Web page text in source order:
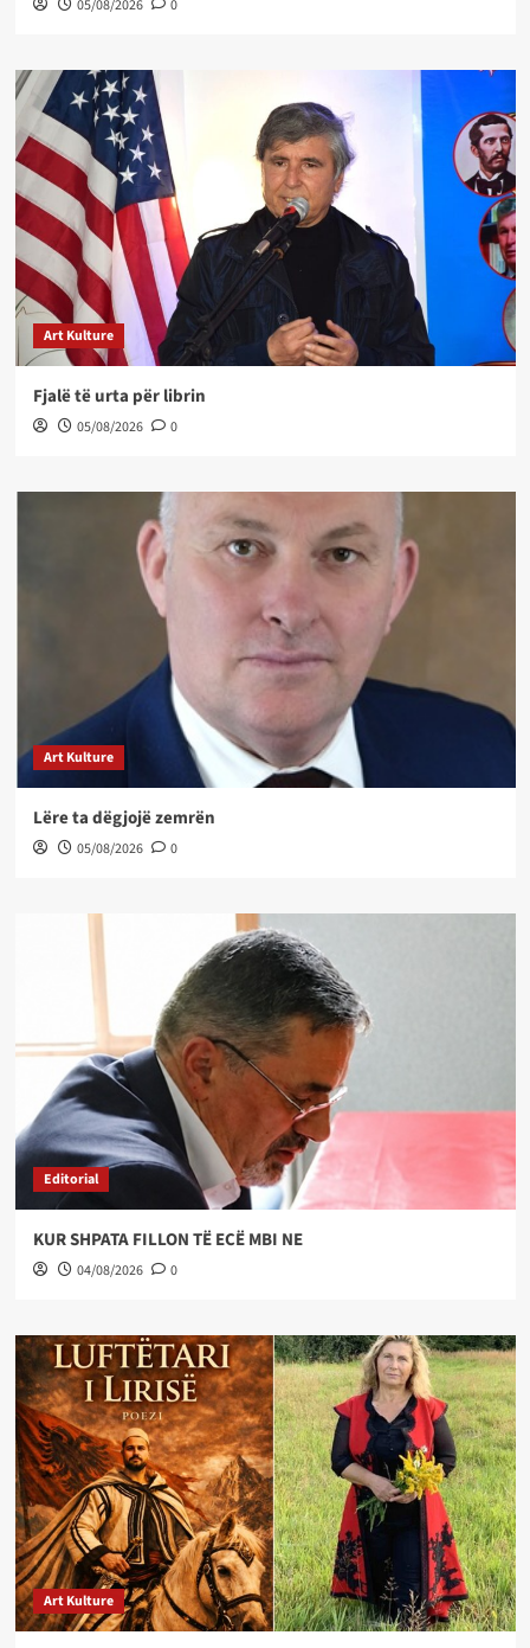
05/08/2026 0
Art Kulture
Fjalë të urta për librin
05/08/2026 0
Art Kulture
Lëre ta dëgjojë zemrën
05/08/2026 0
Editorial
KUR SHPATA FILLON TË ECË MBI NE
04/08/2026 0
Art Kulture